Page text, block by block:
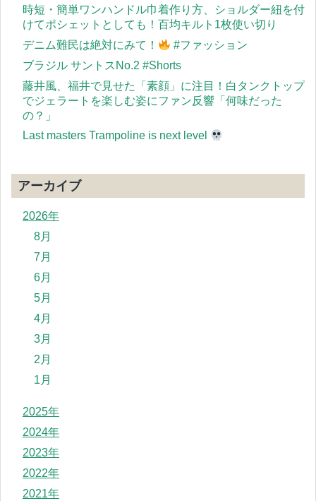
時短・簡単ワンハンドル巾着作り方、ショルダー紐を付
けてポシェットとしても！百均キルト1枚使い切り
デニム難民は絶対にみて！
#ファッション
ブラジル サントスNo.2 #Shorts
藤井風、福井で見せた「素顔」に注目！白タンクトップ
でジェラートを楽しむ姿にファン反響「何味だった
の？」
Last masters Trampoline is next level
アーカイブ
2026年
8月
7月
6月
5月
4月
3月
2月
1月
2025年
2024年
2023年
2022年
2021年